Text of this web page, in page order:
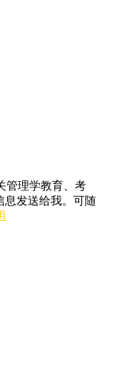
管理学教育、考
息发送给我。可随